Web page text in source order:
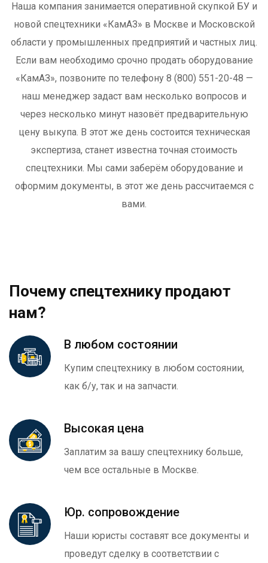
Наша компания занимается оперативной скупкой БУ и
новой спецтехники «КамАЗ» в Москве и Московской
области у промышленных предприятий и частных лиц.
Если вам необходимо срочно продать оборудование
«КамАЗ», позвоните по телефону 8 (800) 551-20-48 —
наш менеджер задаст вам несколько вопросов и
через несколько минут назовёт предварительную
цену выкупа. В этот же день состоится техническая
экспертиза, станет известна точная стоимость
спецтехники. Мы сами заберём оборудование и
оформим документы, в этот же день рассчитаемся с
вами.
Почему спецтехнику продают
нам?
В любом состоянии
Купим спецтехнику в любом состоянии,
как б/у, так и на запчасти.
Высокая цена
Заплатим за вашу спецтехнику больше,
чем все остальные в Москве.
Юр. сопровождение
Наши юристы составят все документы и
проведут сделку в соответствии с